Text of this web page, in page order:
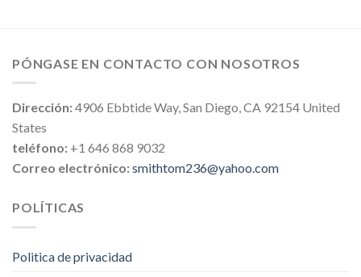
PÓNGASE EN CONTACTO CON NOSOTROS
Dirección:4906 Ebbtide Way, San Diego, CA 92154 United
States
teléfono: +1 646 868 9032
Correo electrónico:smithtom236@yahoo.com
POLÍTICAS
Politica de privacidad